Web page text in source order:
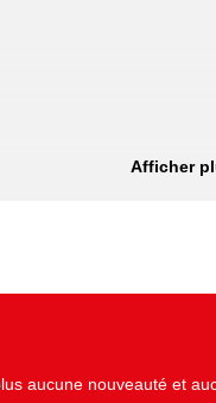
Afficher
aucune nouveauté et